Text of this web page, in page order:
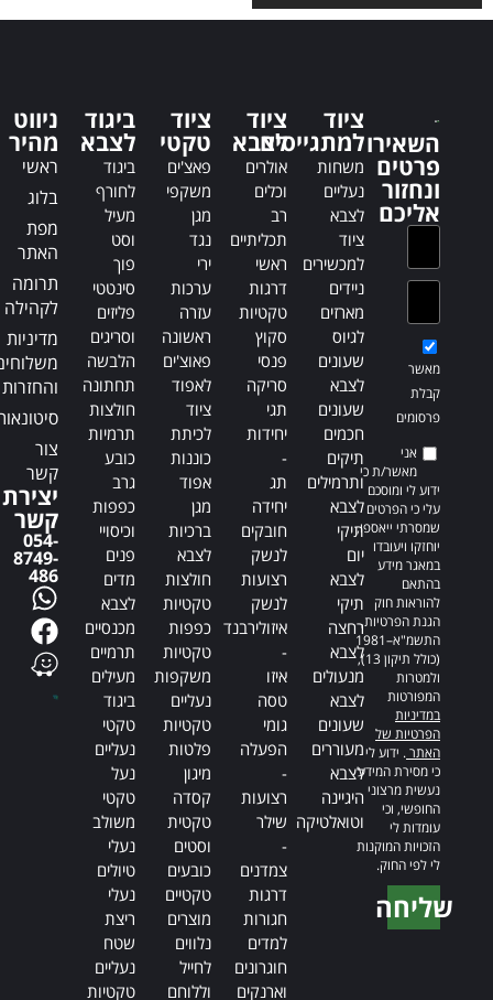
t
a
t
i
v
t
i
השאירו
פרטים
ונחזור
אליכם
מאשר
קבלת
פרסומים
אני
מאשר/ת כי
ידוע לי ומוסכם
עלי כי הפרטים
שמסרתי ייאספו,
יוחזקו ויעובדו
במאגר מידע
בהתאם
להוראות חוק
הגנת הפרטיות,
התשמ"א–1981
(כולל תיקון 13),
ולמטרות
המפורטות
במדיניות
הפרטיות של
האתר. ידוע לי
כי מסירת המידע
נעשית מרצוני
החופשי, וכי
עומדות לי
הזכויות המוקנות
לי לפי החוק.
שליחה
ציוד
למתגייסים
משחות
נעליים
לצבא
ציוד
למכשירים
ניידים
מארזים
לגיוס
שעונים
לצבא
שעונים
חכמים
תיקים
ותרמילים
לצבא
תיקי
יום
לצבא
תיקי
רחצה
לצבא
מנעולים
לצבא
שעונים
מעוררים
לצבא
היגיינה
וטואלטיקה
ציוד
לצבא
אולרים
וכלים
רב
תכליתיים
ראשי
דרגות
טקטיות
סקוץ
פנסי
סריקה
תגי
יחידות
-
תג
יחידה
חובקים
לנשק
רצועות
לנשק
איזולירבנד
-
איזו
טסה
גומי
הפעלה
-
רצועות
שילר
-
צמדנים
דרגות
חגורות
למדים
חוגרונים
וארנקים
ציוד
טקטי
פאצ'ים
משקפי
מגן
נגד
ירי
ערכות
עזרה
ראשונה
פאוצ'ים
לאפוד
ציוד
לכיתת
כוננות
אפוד
מגן
ברכיות
לצבא
חולצות
טקטיות
כפפות
טקטיות
משקפות
נעליים
טקטיות
פלטות
מיגון
קסדה
טקטית
וסטים
כובעים
טקטיים
מוצרים
נלווים
לחייל
וללוחם
ביגוד
לצבא
ביגוד
לחורף
מעיל
וסט
פוך
סינטטי
פליזים
וסריגים
הלבשה
תחתונה
חולצות
תרמיות
כובע
גרב
כפפות
וכיסויי
פנים
מדים
לצבא
מכנסיים
תרמיים
מעילים
ביגוד
טקטי
נעליים
נעל
טקטי
משולב
נעלי
טיולים
נעלי
ריצת
שטח
נעליים
טקטיות
ניווט
מהיר
ראשי
בלוג
מפת
האתר
תרומה
לקהילה
מדיניות
והחזרות
צור
קשר
יצירת
קשר
054-
8749-
486